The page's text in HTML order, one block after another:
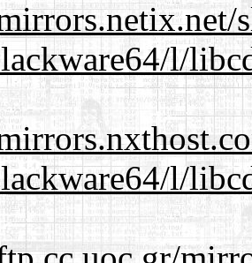
l/
l/